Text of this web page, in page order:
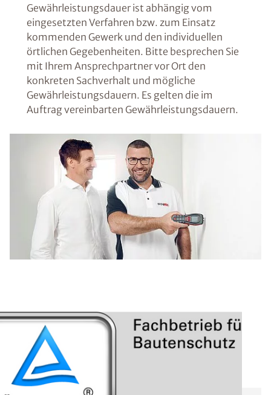
Gewährleistungsdauer ist abhängig vom
eingesetzten Verfahren bzw. zum Einsatz
kommenden Gewerk und den individuellen
örtlichen Gegebenheiten. Bitte besprechen Sie
mit Ihrem Ansprechpartner vor Ort den
konkreten Sachverhalt und mögliche
Gewährleistungsdauern. Es gelten die im
Auftrag vereinbarten Gewährleistungsdauern.